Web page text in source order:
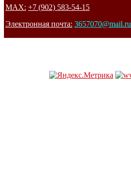
MAX: +7 (902) 583-54-15
Электронная почта: 3657070@mail.ru